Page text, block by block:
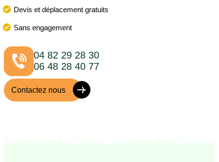
Devis et déplacement gratuits
Sans engagement
04 82 29 28 30
06 48 28 40 77
Contactez nous